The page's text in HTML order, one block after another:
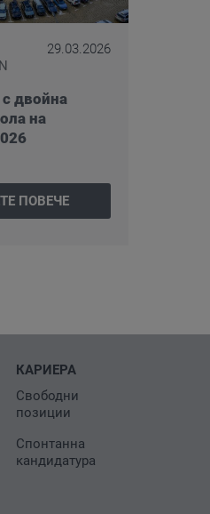
29.03.2026
двойна
на
ПОВЕЧЕ
КАРИЕРА
Свободни
позиции
Спонтанна
кандидатура